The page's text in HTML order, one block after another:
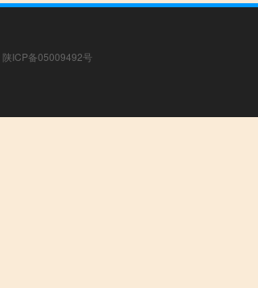
陕ICP备05009492号